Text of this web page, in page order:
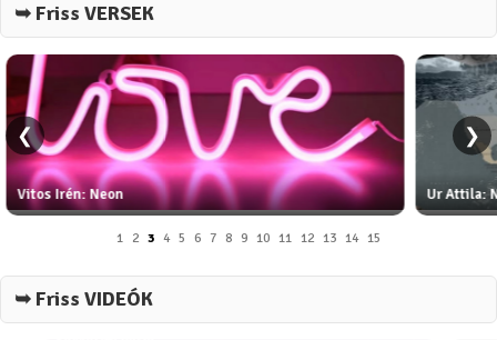
➥ Friss VERSEK
❮
Ur Attila: Nihil
❯
1 2 3 4 5 6 7 8 9 10 11 12 13 14 15
➥ Friss VIDEÓK